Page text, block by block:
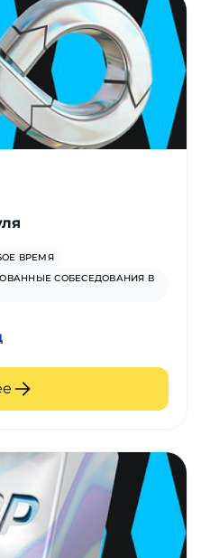
ВРЕМЯ
СОБЕСЕДОВАНИЯ В